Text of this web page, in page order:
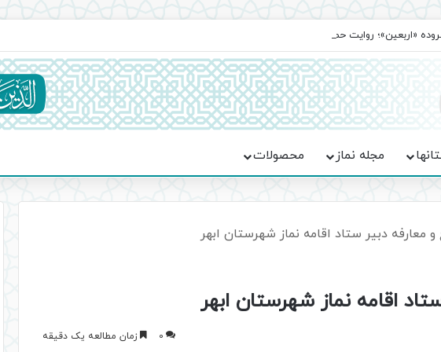
«اربعین»؛ روایت حماسه، استقامت و تمدن‌سازی امت اسلامی
مجله نماز محصولات
و معارفه دبیر ستاد اقامه نماز شهرستان ابهر
اقامه نماز شهرستان ابهر
0 زمان مطالعه یک دقیقه